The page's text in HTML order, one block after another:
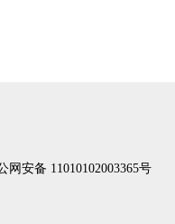
网安备 11010102003365号